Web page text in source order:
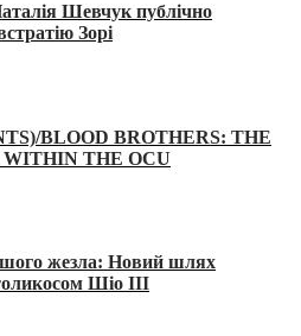
Шевчук публічно
Зорі
BLOOD BROTHERS: THE
THE OCU
жезла: Новий шлях
Шіо III